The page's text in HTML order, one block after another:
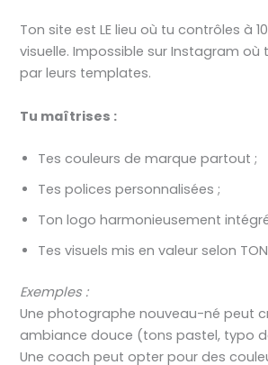
Ton site est LE lieu où tu contrôles à
visuelle. Impossible sur Instagram où
par leurs templates.
Tu maîtrises :
Tes couleurs de marque partout ;
Tes polices personnalisées ;
Ton logo harmonieusement
Tes visuels mis en valeur selon
Exemples :
Une photographe nouveau-né peut
ambiance douce (tons pastel, typo
Une coach peut opter pour des